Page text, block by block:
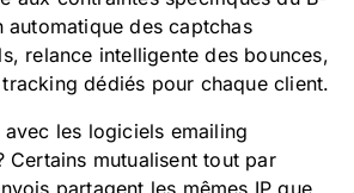
automatique des captchas
relance intelligente des bounces,
dédiés pour chaque client.
les logiciels emailing
Certains mutualisent tout par
partagent les mêmes IP que